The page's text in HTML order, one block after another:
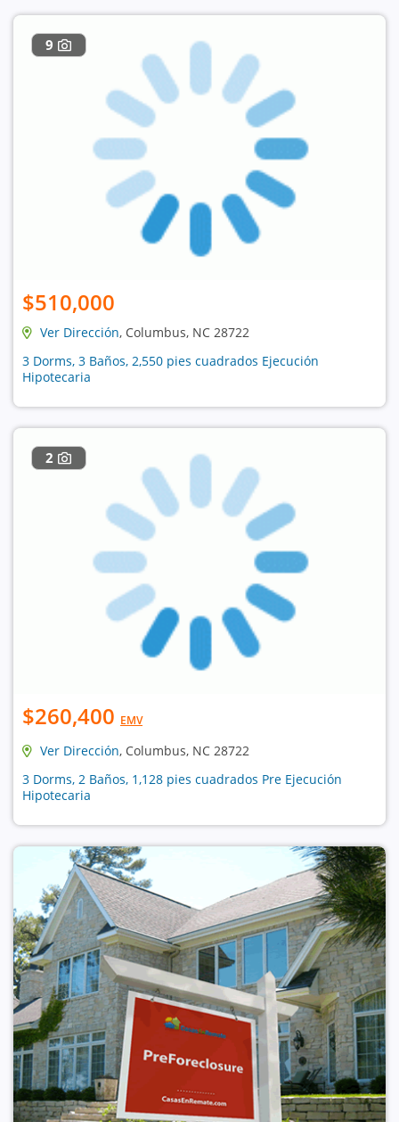
9
$510,000
Ver Dirección, Columbus, NC 28722
3 Dorms, 3 Baños, 2,550 pies cuadrados Ejecución
Hipotecaria
2
$260,400 EMV
Ver Dirección, Columbus, NC 28722
3 Dorms, 2 Baños, 1,128 pies cuadrados Pre Ejecución
Hipotecaria